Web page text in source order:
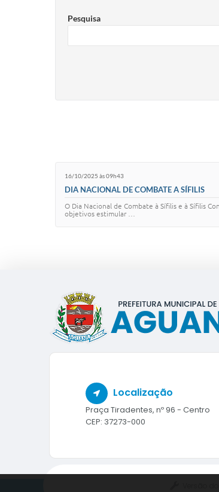
Pesquisa
16/10/2025 às 09h43
DIA NACIONAL DE COMBATE A SÍFILIS
O Dia Nacional de Combate à Sífilis e à Sífilis
objetivos estimular …
Localização
Praça Tiradentes, nº 96 - Centro
CEP: 37273-000